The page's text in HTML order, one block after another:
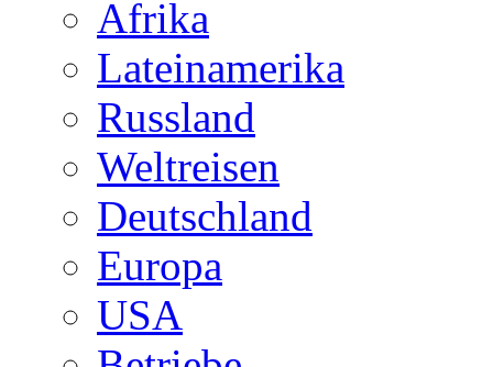
Afrika
Lateinamerika
Russland
Weltreisen
Deutschland
Europa
USA